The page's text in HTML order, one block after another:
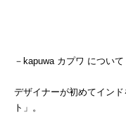
－kapuwa カプワ について
デザイナーが初めてイン
ト」。